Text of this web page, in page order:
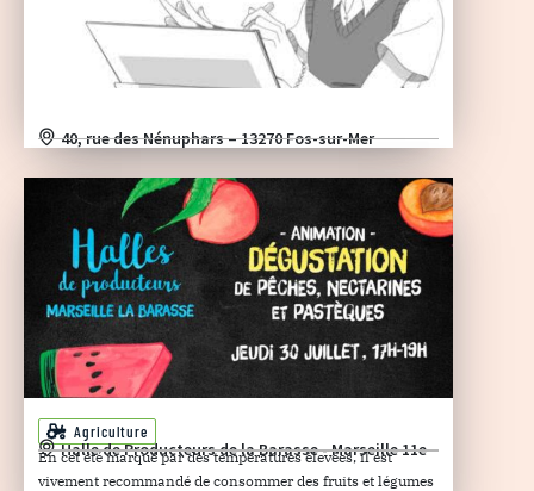
40, rue des Nénuphars – 13270 Fos-sur-Mer
Agriculture
Halle de Producteurs de la Barasse - Marseille 11e
En cet été marqué par des températures élevées, il est
vivement recommandé de consommer des fruits et légumes